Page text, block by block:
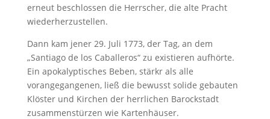
erneut beschlossen die Herrscher, die alte Pracht
wiederherzustellen.
Dann kam jener 29. Juli 1773, der Tag, an dem
„Santiago de los Caballeros“ zu existieren aufhörte.
Ein apokalyptisches Beben, stärkr als alle
vorangegangenen, ließ die bewusst solide gebauten
Klöster und Kirchen der herrlichen Barockstadt
zusammenstürzen wie Kartenhäuser.